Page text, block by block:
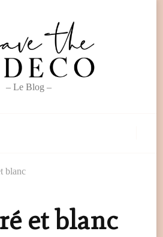
– Le Blog –
blanc
et blanc